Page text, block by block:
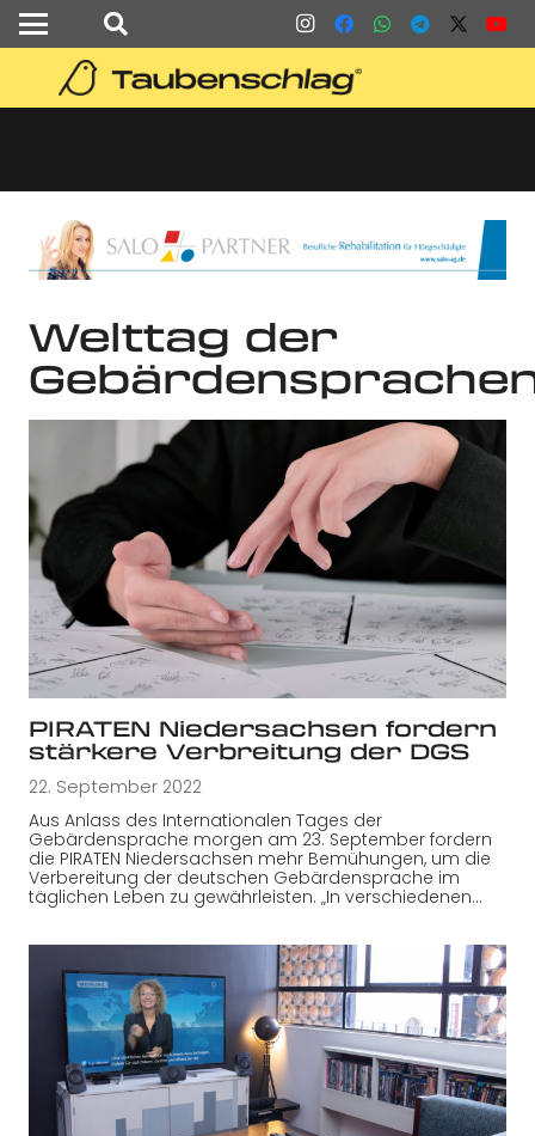
Welttag der
PIRATEN Niedersachsen fordern
stärkere Verbreitung der DGS
22. September 2022
Aus Anlass des Internationalen Tages der
Gebärdensprache morgen am 23. September fordern
die PIRATEN Niedersachsen mehr Bemühungen, um die
Verbereitung der deutschen Gebärdensprache im
täglichen Leben zu gewährleisten. „In verschiedenen…